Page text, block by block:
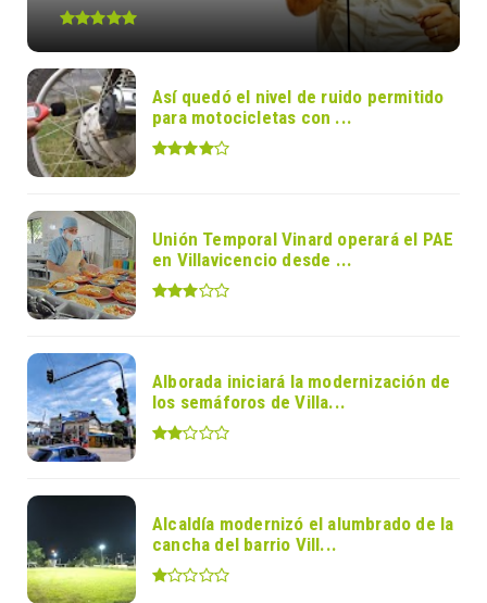
Así quedó el nivel de ruido permitido
para motocicletas con ...
Unión Temporal Vinard operará el PAE
en Villavicencio desde ...
Alborada iniciará la modernización de
los semáforos de Villa...
Alcaldía modernizó el alumbrado de la
cancha del barrio Vill...